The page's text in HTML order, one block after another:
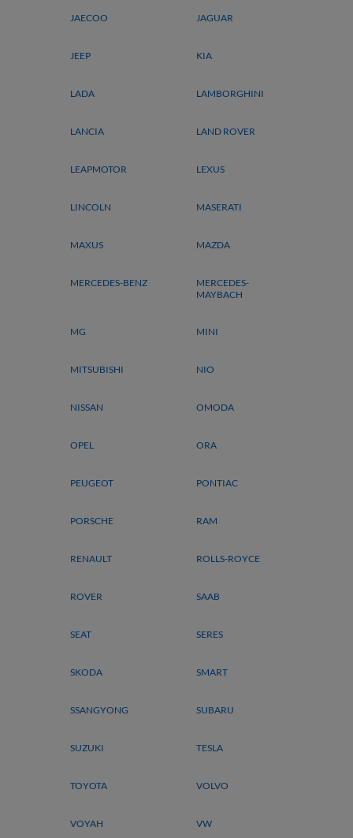
JAECOO JAGUAR
JEEP KIA
LADA LAMBORGHINI
LANCIA LAND ROVER
LEAPMOTOR LEXUS
LINCOLN MASERATI
MAXUS MAZDA
MERCEDES-BENZ
MERCEDES-
MAYBACH
MG MINI
MITSUBISHI NIO
NISSAN OMODA
OPEL ORA
PEUGEOT PONTIAC
PORSCHE RAM
RENAULT ROLLS-ROYCE
ROVER SAAB
SEAT SERES
SKODA SMART
SSANGYONG SUBARU
SUZUKI TESLA
TOYOTA VOLVO
VOYAH VW